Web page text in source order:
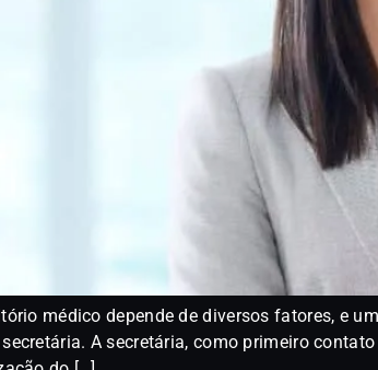
médico depende de diversos fatores, e
A secretária, como primeiro